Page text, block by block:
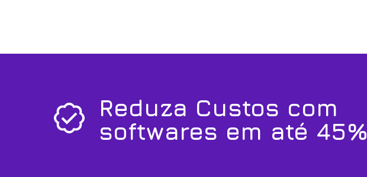
Reduza Custos com
softwares em até 45%